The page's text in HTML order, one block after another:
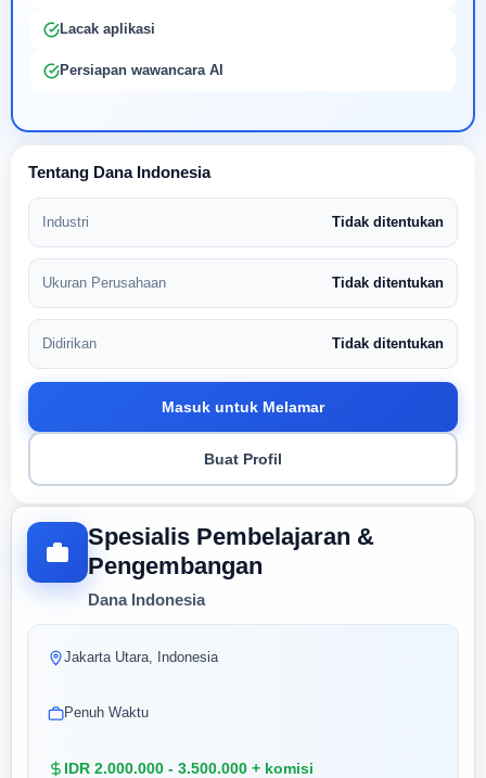
Spesialis Pembelajaran &
Pengembangan
Dana Indonesia
Jakarta Utara, Indonesia
Penuh Waktu
IDR 2.000.000 - 3.500.000 + komisi
Lacak aplikasi
Persiapan wawancara AI
Tentang Dana Indonesia
Industri Tidak ditentukan
Ukuran Perusahaan Tidak ditentukan
Didirikan Tidak ditentukan
Masuk untuk Melamar
Buat Profil